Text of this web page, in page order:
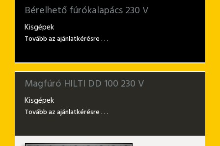
Bérelhető fúrókalapács 230 V
Kisgépek
Tovább az ajánlatkérésre . . .
Magfúró HILTI DD 100 230 V
Kisgépek
Tovább az ajánlatkérésre . . .